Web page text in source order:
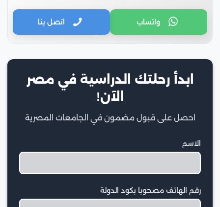
واتساب اتصل بنا
ابدأ رحلتك الدراسية في مصر
الآن!
احصل على قبول مضمون في الجامعات المصرية
الاسم
رقم الهاتف مصحوبا بكود الدولة